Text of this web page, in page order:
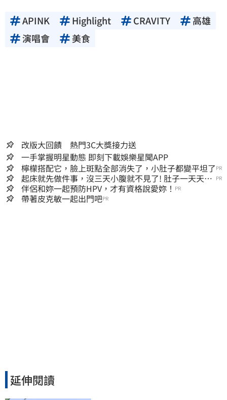
APINK Highlight CRAVITY
高雄
演唱會
美食
改版大回饋 熱門3C大獎接力送
一手掌握明星動態 即刻下載娛樂星聞APP
檸檬搭配它，臉上斑點全部消失了，小肚子都變平坦了 PR
起床就先做件事，沒三天小腹就不見了! 肚子一天天變
小！
PR
伴侶和妳一起預防HPV，才有資格說愛妳！ PR
帶著皮克敏一起出門吧PR
延伸閱讀